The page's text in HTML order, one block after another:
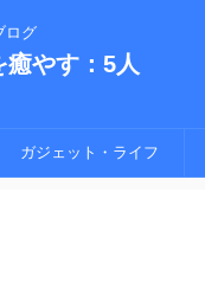
ログ
やす：5人
ガジェット・ライフ